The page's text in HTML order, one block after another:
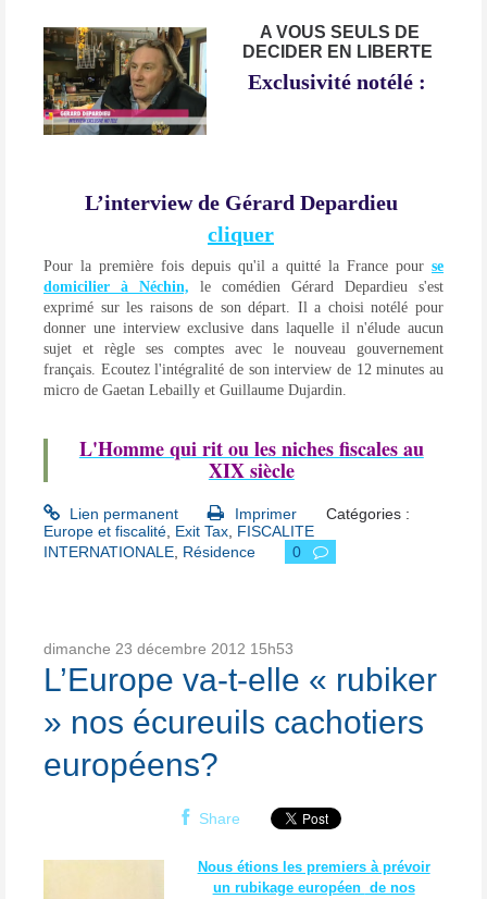
A VOUS SEULS DE
DECIDER EN LIBERTE
Exclusivité notélé :
L’interview de Gérard Depardieu
cliquer
Pour la première fois depuis qu'il a quitté la France pour se
domicilier à Néchin, le comédien Gérard Depardieu s'est
exprimé sur les raisons de son départ. Il a choisi notélé pour
donner une interview exclusive dans laquelle il n'élude aucun
sujet et règle ses comptes avec le nouveau gouvernement
français. Ecoutez l'intégralité de son interview de 12 minutes au
micro de Gaetan Lebailly et Guillaume Dujardin.
L'Homme qui rit ou les niches fiscales au
XIX siècle
Lien permanent Imprimer
Catégories :
Europe et fiscalité Exit Tax FISCALITE
INTERNATIONALE Résidence 0
dimanche 23 décembre 2012 15h53
L’Europe va-t-elle « rubiker
» nos écureuils cachotiers
européens?
Share
Nous étions les premiers à prévoir
un rubikage européen de nos